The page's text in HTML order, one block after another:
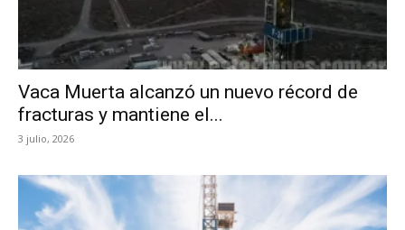
Vaca Muerta alcanzó un nuevo récord de
fracturas y mantiene el...
3 julio, 2026